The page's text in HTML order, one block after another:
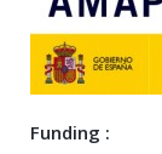
Funding :